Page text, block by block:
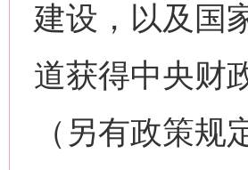
建设，以及国
道获得中央财
（另有政策规